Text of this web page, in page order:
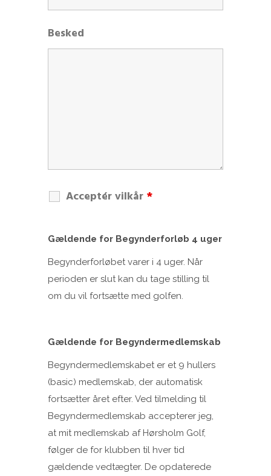
Besked
Acceptér vilkår *
Gældende for Begynderforløb 4 uger
Begynderforløbet varer i 4 uger. Når
perioden er slut kan du tage stilling til
om du vil fortsætte med golfen.
Gældende for Begyndermedlemskab
Begyndermedlemskabet er et 9 hullers
(basic) medlemskab, der automatisk
fortsætter året efter. Ved tilmelding til
Begyndermedlemskab accepterer jeg,
at mit medlemskab af Hørsholm Golf,
følger de for klubben til hver tid
gældende vedtægter. De opdaterede